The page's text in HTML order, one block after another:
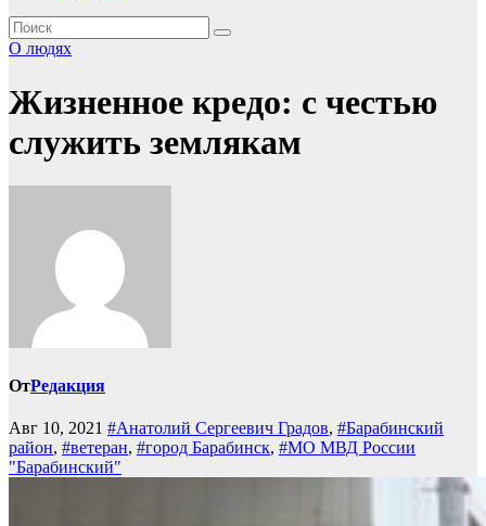
О людях
Жизненное кредо: с честью
служить землякам
ОтРедакция
Авг 10, 2021 #Анатолий Сергеевич Градов, #Барабинский
район, #ветеран, #город Барабинск, #МО МВД России
"Барабинский"